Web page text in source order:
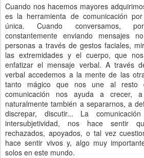
Cuando nos hacemos mayores
es la herramienta de comunicación
única. Cuando conversamos,
constantemente enviando mensajes
personas a través de gestos faciales,
las extremidades y el cuerpo, que
enfatizar el mensaje verbal. A través
verbal accedemos a la mente de las
tanto mágico que nos une al resto
comunicación nos ayuda a crecer,
naturalmente también a separarnos, a
discrepar, discutir... La
intersubjetividad, nos hace sentir
rechazados, apoyados, o tal vez
hace sentir vivos y, algo muy
solos en este mundo.